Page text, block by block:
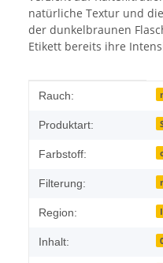
natürliche Textur und
der dunkelbraunen
Etikett bereits ihre
Produkteigenschaft
Wert
Rauch:
Produktart:
Farbstoff:
Filterung:
Region:
Inhalt: